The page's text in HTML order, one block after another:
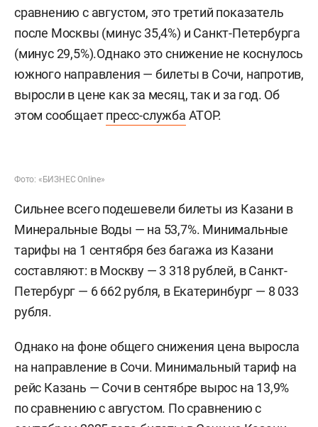
сравнению с августом, это третий показатель
после Москвы (минус 35,4%) и Санкт-Петербурга
(минус 29,5%).Однако это снижение не коснулось
южного направления — билеты в Сочи, напротив,
выросли в цене как за месяц, так и за год. Об
этом сообщаетпресс-служба АТОР.
Фото: «БИЗНЕС Online»
Сильнее всего подешевели билеты из Казани в